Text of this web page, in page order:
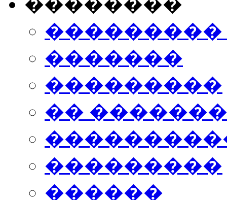
���������
�������
���������
��
���������
������